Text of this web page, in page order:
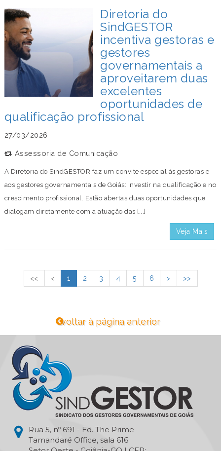
Diretoria do
SindGESTOR
incentiva gestoras e
gestores
governamentais a
aproveitarem duas
excelentes
oportunidades de
qualificação profissional
27/03/2026
Assessoria de Comunicação
A Diretoria do SindGESTOR faz um convite especial às gestoras e
aos gestores governamentais de Goiás: investir na qualificação e no
crescimento profissional. Estão abertas duas oportunidades que
dialogam diretamente com a atuação das [...]
Veja Mais
<< < 1 2 3 4 5 6 > >>
voltar à página anterior
Rua 5, nº 691 - Ed. The Prime
Tamandaré Office, sala 616